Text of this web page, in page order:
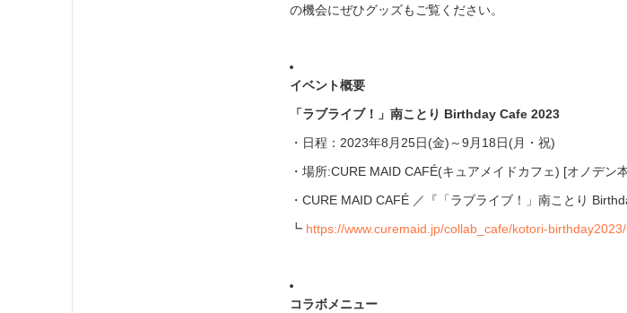
の機会にぜひグッズもご覧ください。
イベント概要
「ラブライブ！」南ことり Birthday Cafe 2023
・日程：2023年8月25日(金)～9月18日(月・祝)
・場所:CURE MAID CAFÉ(キュアメイドカフェ) [オノデン
・CURE MAID CAFÉ ／『「ラブライブ！」南ことり
┗ https://www.curemaid.jp/collab_cafe/kotori-birthday2023/
コラボメニュー